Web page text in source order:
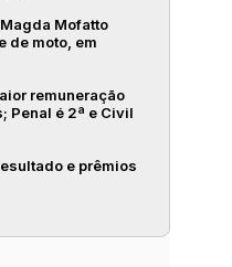
Mofatto
de moto, em
remuneração
Penal é 2ª e Civil
e prêmios